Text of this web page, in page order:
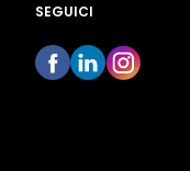
SEGUICI